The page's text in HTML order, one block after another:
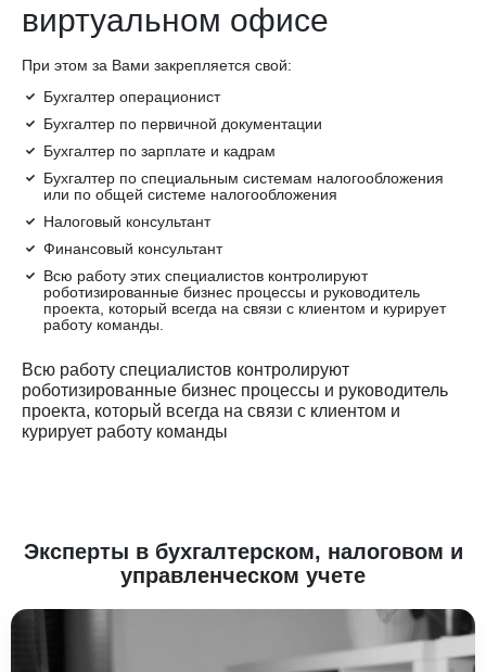
виртуальном офисе
При этом за Вами закрепляется свой:
Бухгалтер операционист
Бухгалтер по первичной документации
Бухгалтер по зарплате и кадрам
Бухгалтер по специальным системам налогообложения
или по общей системе налогообложения
Налоговый консультант
Финансовый консультант
Всю работу этих специалистов контролируют
роботизированные бизнес процессы и руководитель
проекта, который всегда на связи с клиентом и курирует
работу команды.
Всю работу специалистов контролируют
роботизированные бизнес процессы и руководитель
проекта, который всегда на связи с клиентом и
курирует работу команды
Эксперты в бухгалтерском, налоговом и
управленческом учете